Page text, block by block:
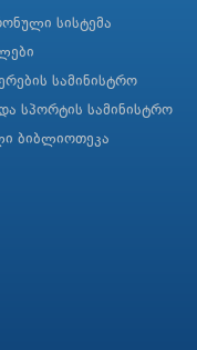
სისტემა
სამინისტრო
სპორტის სამინისტრო
ბიბლიოთეკა